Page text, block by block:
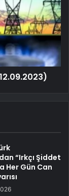
“Irkçı Şiddet
Her Gün Can